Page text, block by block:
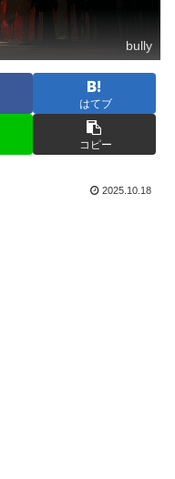
bully
はてブ
コピー
2025.10.18